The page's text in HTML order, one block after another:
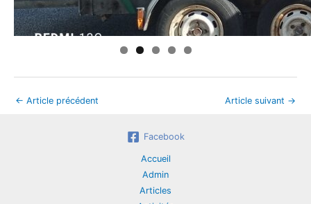
← Article précédent Article suivant →
Facebook
Accueil
Admin
Articles